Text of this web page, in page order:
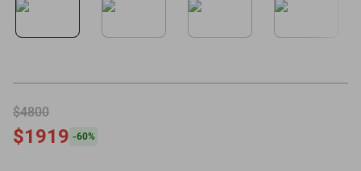
$4800
$1919 -60%
motoneta